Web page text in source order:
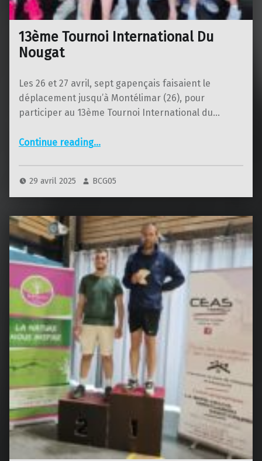
13ème Tournoi International Du
Nougat
Les 26 et 27 avril, sept gapençais faisaient le
déplacement jusqu’à Montélimar (26), pour
participer au 13ème Tournoi International du…
Continue reading“13ème Tournoi International Du Nougat”
…
29 avril 2025 BCG05